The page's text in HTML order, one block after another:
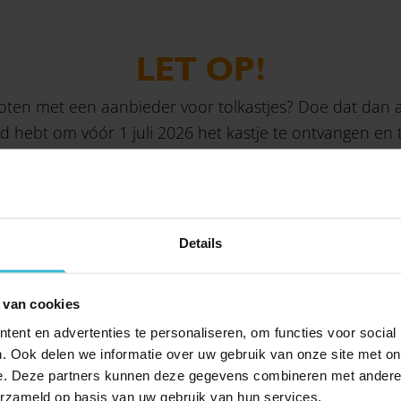
Details
cookies
en advertenties te personaliseren, om functies voor
Ook delen we informatie over uw gebruik van onze site met
Deze partners kunnen deze gegevens combineren met
op basis van uw gebruik van hun services.
LET OP!
met een aanbieder voor tolkastjes? Doe dat dan
hebt om vóór 1 juli 2026 het kastje te ontvangen en
registreren, gelden vaste boetes. Staat het tolkastje uit, werkt